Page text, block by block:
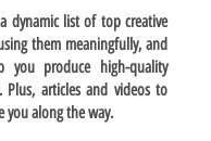
dynamic list of top creative
them meaningfully, and
you produce high-quality
articles and videos to
you along the way.